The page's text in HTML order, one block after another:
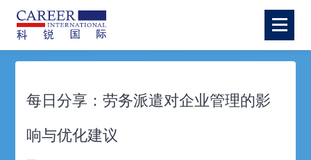
每日分享：劳务派遣对企业管理的影
响与优化建议